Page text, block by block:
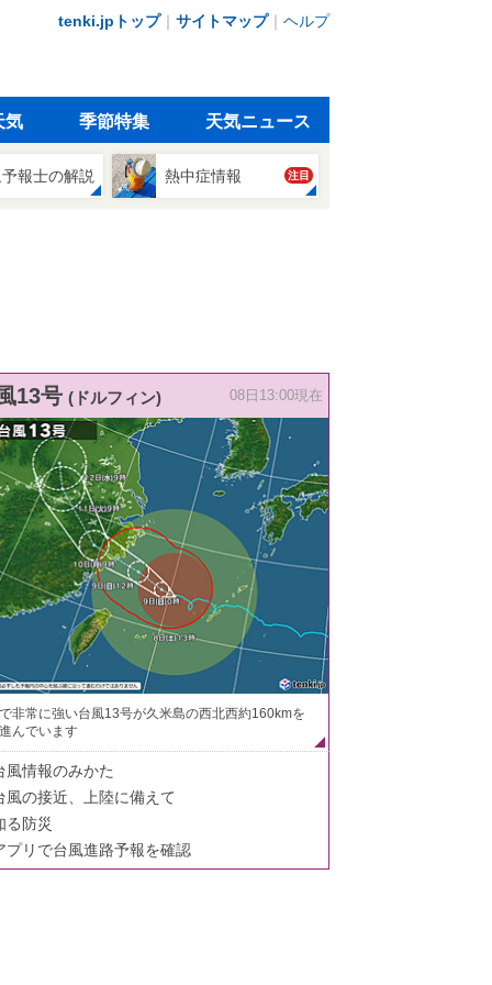
tenki.jpトップ｜ サイトマップ｜ ヘルプ
気 季節特集 天気ニュース
報士の解説 熱中症情報 注目
13号 (ドルフィン) 08日13:00現在
非常に強い台風13号が久米島の西北西約160kmを
んでいます
風情報のみかた
風の接近、上陸に備えて
る防災
プリで台風進路予報を確認